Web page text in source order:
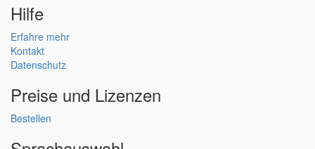
Hilfe
Erfahre mehr
Kontakt
Datenschutz
Preise und Lizenzen
Bestellen